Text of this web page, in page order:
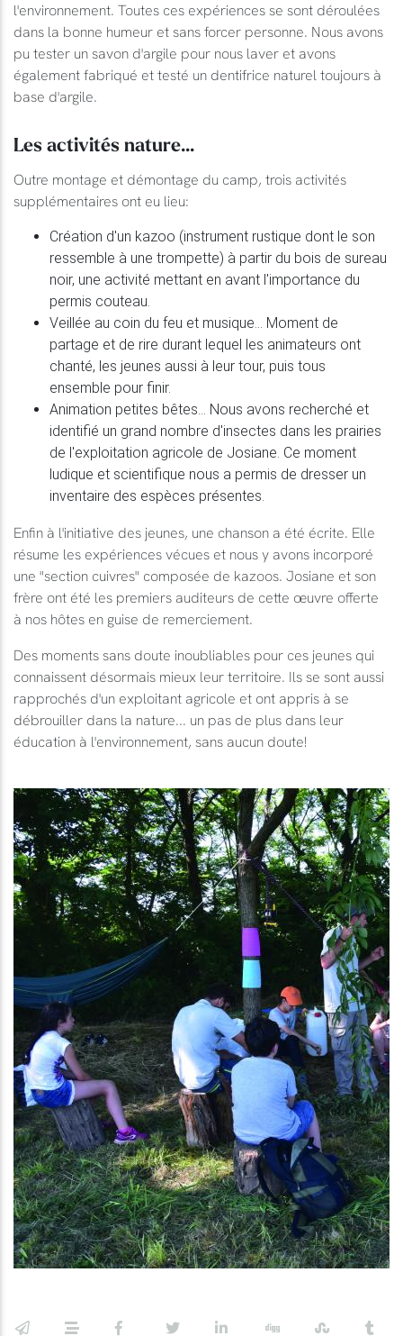
l'environnement. Toutes ces expériences se sont déroulées
dans la bonne humeur et sans forcer personne. Nous avons
pu tester un savon d'argile pour nous laver et avons
également fabriqué et testé un dentifrice naturel toujours à
base d'argile.
Les activités nature...
Outre montage et démontage du camp, trois activités
supplémentaires ont eu lieu:
Création d'un kazoo (instrument rustique dont le son
ressemble à une trompette) à partir du bois de sureau
noir, une activité mettant en avant l'importance du
permis couteau.
Veillée au coin du feu et musique... Moment de
partage et de rire durant lequel les animateurs ont
chanté, les jeunes aussi à leur tour, puis tous
ensemble pour finir.
Animation petites bêtes... Nous avons recherché et
identifié un grand nombre d'insectes dans les prairies
de l'exploitation agricole de Josiane. Ce moment
ludique et scientifique nous a permis de dresser un
inventaire des espèces présentes.
Enfin à l'initiative des jeunes, une chanson a été écrite. Elle
résume les expériences vécues et nous y avons incorporé
une "section cuivres" composée de kazoos. Josiane et son
frère ont été les premiers auditeurs de cette œuvre offerte
à nos hôtes en guise de remerciement.
Des moments sans doute inoubliables pour ces jeunes qui
connaissent désormais mieux leur territoire. Ils se sont aussi
rapprochés d'un exploitant agricole et ont appris à se
débrouiller dans la nature... un pas de plus dans leur
éducation à l'environnement, sans aucun doute!